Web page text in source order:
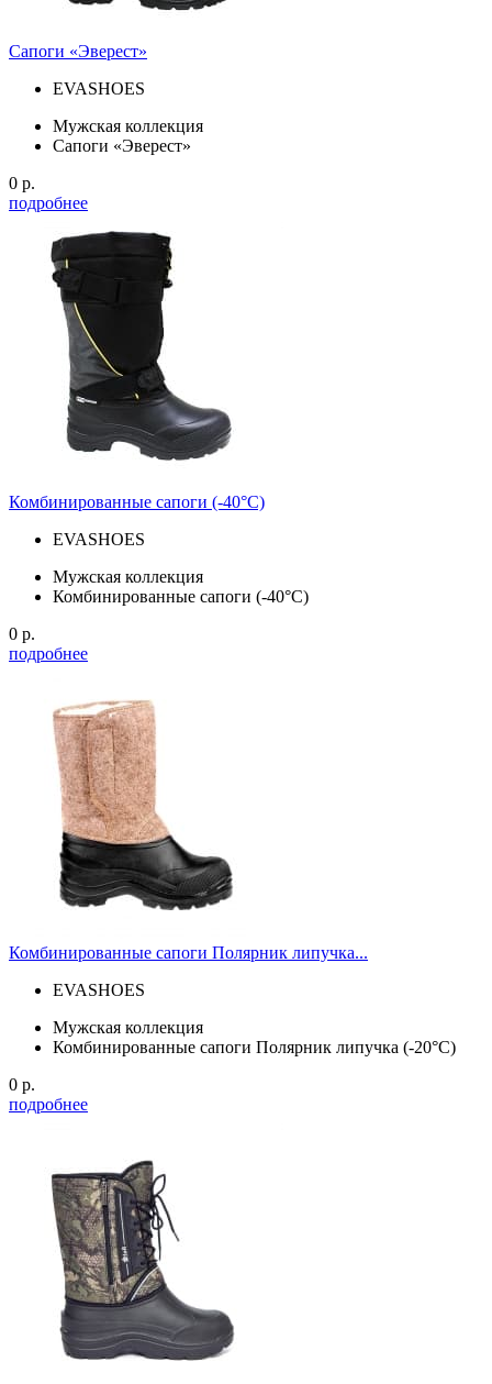
Сапоги «Эверест»
EVASHOES
Мужская коллекция
Сапоги «Эверест»
0 р.
подробнее
Комбинированные сапоги (-40°С)
EVASHOES
Мужская коллекция
Комбинированные сапоги (-40°С)
0 р.
подробнее
Комбинированные сапоги Полярник липучка...
EVASHOES
Мужская коллекция
Комбинированные сапоги Полярник липучка (-20°С)
0 р.
подробнее